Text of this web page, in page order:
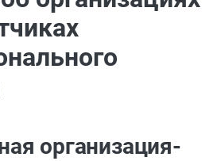
организация-